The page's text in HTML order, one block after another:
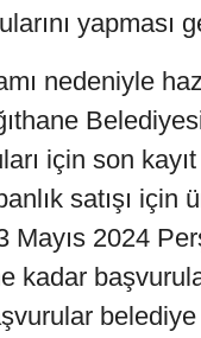
yapması
nedeniyle
için son
satışı için
Mayıs 2024
kadar